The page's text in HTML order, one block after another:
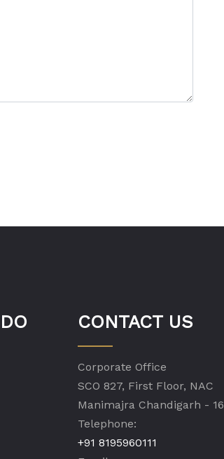
CONTACT US
Corporate Office
SCO 827, First Floor, NAC
Manimajra Chandigarh -
Telephone:
+91 8195960111